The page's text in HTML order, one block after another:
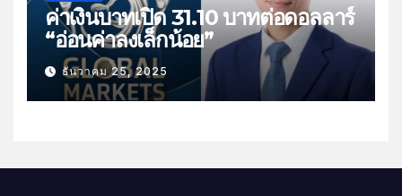
ค่าเงินบาทเปิด 31.10 บาทต่อดอลลาร์
“อ่อนค่าลงเล็กน้อย”
ธันวาคม 25, 2025